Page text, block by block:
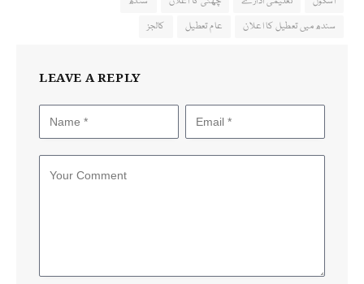
سندھ میں تعطیل کا اعلان
عام تعطیل کالجز
LEAVE A REPLY